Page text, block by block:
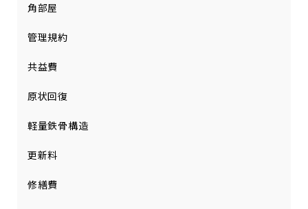
角部屋
管理規約
共益費
原状回復
軽量鉄骨構造
更新料
修繕費